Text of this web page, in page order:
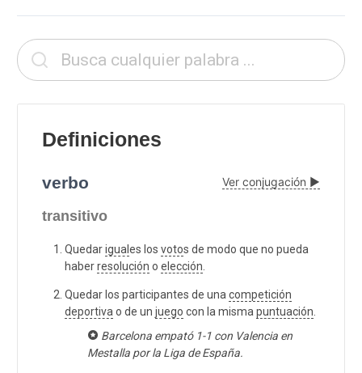
Definiciones
verbo Ver conjugación ▶
transitivo
Quedarigual es los votos de modo que no pueda
haberresolución o elección
Quedar los participantes de una competición
deportiva o de un juego con la misma puntuación
Barcelona empató 1-1 con Valencia en
Mestalla por la Liga de España.